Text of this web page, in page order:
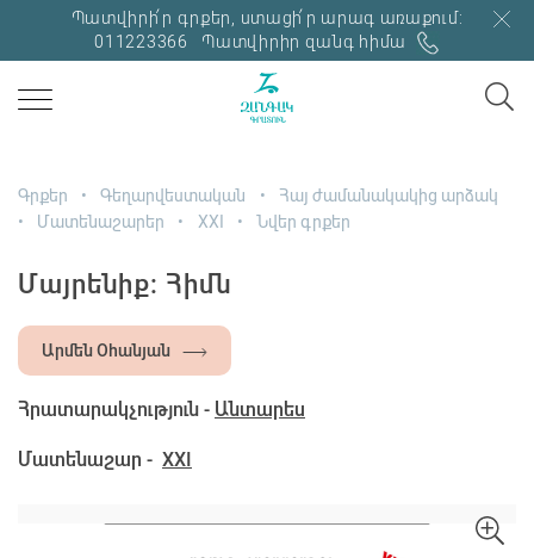
Պատվիրի՛ր գրքեր, ստացի՛ր արագ առաքում:
011223366
Պատվիրիր զանգ հիմա
Գրքեր Գեղարվեստական
Հայ ժամանակակից արձակ
Մատենաշարեր
XXI Նվեր գրքեր
Մայրենիք: Հիմն
Արմեն Օհանյան
Հրատարակչություն - Անտարես
Մատենաշար - XXI